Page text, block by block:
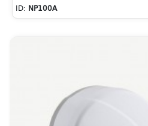
ID: NP100A